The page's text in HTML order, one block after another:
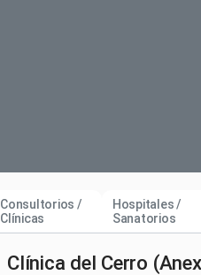
Consultorios /
Clínicas
Hospitales /
Sanatorios
Clínica del Cerro